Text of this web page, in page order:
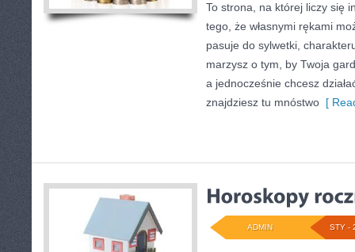
To strona, na której liczy się
tego, że własnymi rękami
pasuje do sylwetki,
marzysz o tym, by Twoja
a jednocześnie chcesz
znajdziesz tu mnóstwo [
STY -
ADMIN